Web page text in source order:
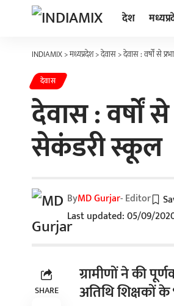
देश
INDIAMIX>मध्यप्रदेश>देवास>देवास : वर्षों से
देवास
देवास : वर्षों
सेकंडरी स्कूल
Last updated: 05/09/
ByMD Gurjar- Editor
SHARE
ग्रामीणों ने की
अतिथि शिक्षकों